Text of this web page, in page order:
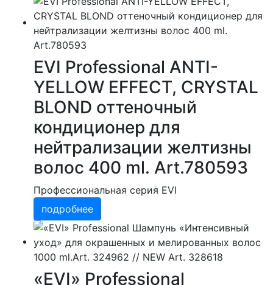
EVI Professional ANTI-
YELLOW EFFECТ, CRYSTAL
BLOND оттеночный
кондиционер для
нейтрализации желтизны
волос 400 ml. Art.780593
Профессиональная серия EVI
подробнее
«EVI» Professional